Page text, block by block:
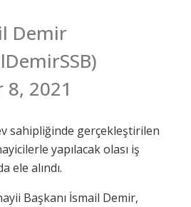
Demir
2021
sahipliğinde gerçekleştirilen
yapılacak olası iş
ele alındı.
Başkanı İsmail Demir,